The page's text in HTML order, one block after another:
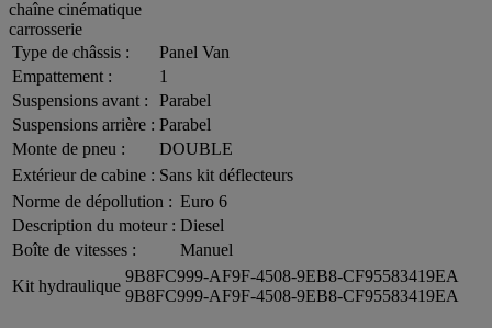
chaîne cinématique
carrosserie
Type de châssis :
Panel Van
Empattement :
1
Suspensions avant :
Parabel
Suspensions arrière : Parabel
Monte de pneu :
DOUBLE
Extérieur de cabine : Sans kit déflecteurs
Norme de dépollution : Euro 6
Description du moteur : Diesel
Boîte de vitesses :
Manuel
Kit hydraulique
9B8FC999-AF9F-4508-9EB8-CF95583419EA
9B8FC999-AF9F-4508-9EB8-CF95583419EA